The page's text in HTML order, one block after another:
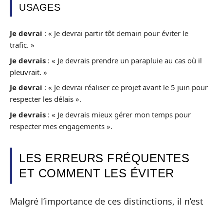
USAGES
Je devrai : « Je devrai partir tôt demain pour éviter le
trafic. »
Je devrais : « Je devrais prendre un parapluie au cas où il
pleuvrait. »
Je devrai : « Je devrai réaliser ce projet avant le 5 juin pour
respecter les délais ».
Je devrais : « Je devrais mieux gérer mon temps pour
respecter mes engagements ».
LES ERREURS FRÉQUENTES
ET COMMENT LES ÉVITER
Malgré l’importance de ces distinctions, il n’est